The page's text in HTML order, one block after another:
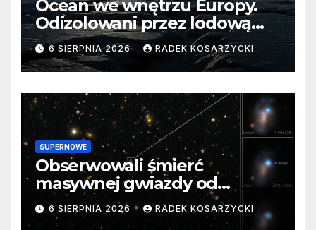
Ocean we wnętrzu Europy.
Odizolowani przez lodową
barierę
6 SIERPNIA 2026 RADEK KOSARZYCKI
SUPERNOWE
Obserwowali śmierć
masywnej gwiazdy od
samego początku. Niezwykle
cenne dane
6 SIERPNIA 2026 RADEK KOSARZYCKI